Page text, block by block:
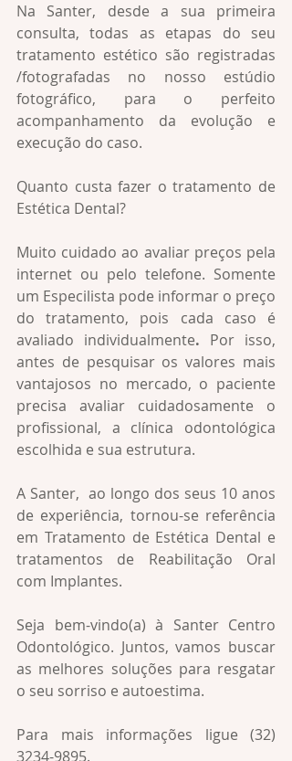
Na Santer, desde a sua primeira
consulta, todas as etapas do seu
tratamento estético são registradas
/fotografadas no nosso estúdio
fotográfico, para o perfeito
acompanhamento da evolução e
execução do caso.
Quanto custa fazer o tratamento de
Estética Dental?
Muito cuidado ao avaliar preços pela
internet ou pelo telefone. Somente
um Especilista pode informar o preço
do tratamento, pois cada caso é
avaliado individualmente. Por isso,
antes de pesquisar os valores mais
vantajosos no mercado, o paciente
precisa avaliar cuidadosamente o
profissional, a clínica odontológica
escolhida e sua estrutura.
A Santer,  ao longo dos seus 10 anos
de experiência, tornou-se referência
em Tratamento de Estética Dental e
tratamentos de Reabilitação Oral
com Implantes.
Seja bem-vindo(a) à Santer Centro
Odontológico. Juntos, vamos buscar
as melhores soluções para resgatar
o seu sorriso e autoestima.
Para mais informações ligue (32)
3234-9895.